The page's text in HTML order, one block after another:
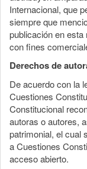
Internacional, que
siempre que
publicación en
con fines
Derechos de
De acuerdo con la
Cuestiones
Constitucional
autoras o autores,
patrimonial, el
a Cuestiones
acceso abierto.